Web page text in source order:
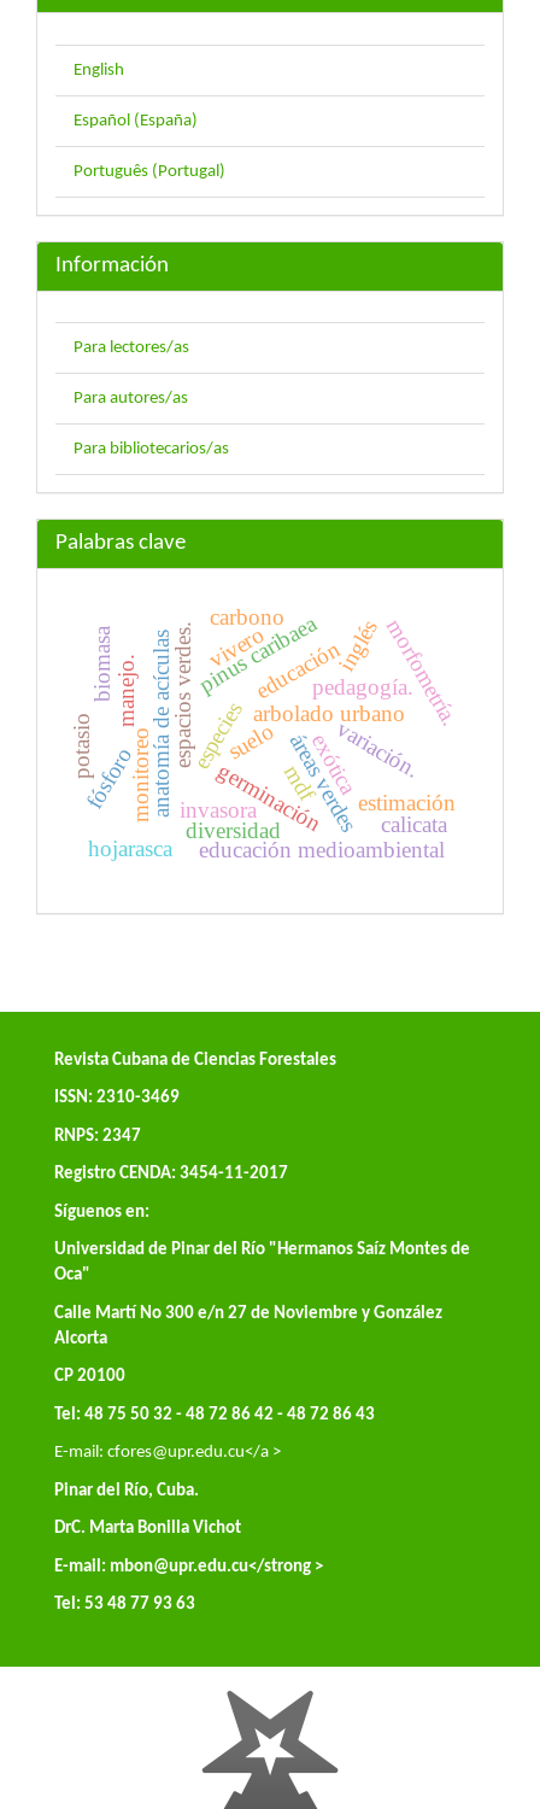
English
Español (España)
Português (Portugal)
Información
Para lectores/as
Para autores/as
Para bibliotecarios/as
Palabras clave
arbolado urbano
áreas verdes
especies
espacios verdes. pinus caribaea
anatomía de acículas variación.
educaciónpedagogía.
educación medioambiental
inglésmorfometría.
germinación
vivero
monitoreo exótica
invasora
manejo.
estimación
biomasa
carbono
mdf
diversidad calicata
fósforo
hojarasca
suelo
potasio
Revista Cubana de Ciencias Forestales
ISSN: 2310-3469
RNPS: 2347
Registro CENDA: 3454-11-2017
Síguenos en:
Universidad de Pinar del Río "Hermanos Saíz Montes de
Oca"
Calle Martí No 300 e/n 27 de Noviembre y González
Alcorta
CP 20100
Tel: 48 75 50 32 - 48 72 86 42 - 48 72 86 43
E-mail: cfores@upr.edu.cu</a >
Pinar del Río, Cuba.
DrC. Marta Bonilla Vichot
E-mail: mbon@upr.edu.cu</strong >
Tel: 53 48 77 93 63